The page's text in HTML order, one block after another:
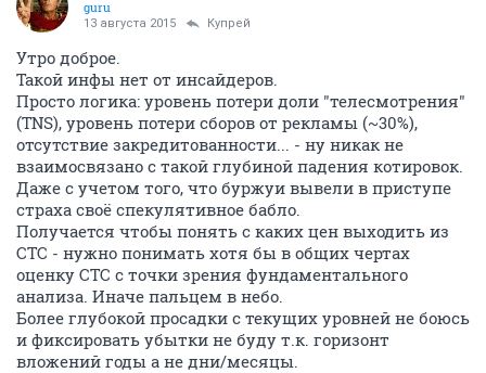
guru
13 августа 2015 Купрей
Утро доброе.
Такой инфы нет от инсайдеров.
Просто логика: уровень потери доли "телесмотрения"
(TNS), уровень потери сборов от рекламы (~30%),
отсутствие закредитованности... - ну никак не
взаимосвязано с такой глубиной падения котировок.
Даже с учетом того, что буржуи вывели в приступе
страха своё спекулятивное бабло.
Получается чтобы понять с каких цен выходить из
СТС - нужно понимать хотя бы в общих чертах
оценку СТС с точки зрения фундаментального
анализа. Иначе пальцем в небо.
Более глубокой просадки с текущих уровней не боюсь
и фиксировать убытки не буду т.к. горизонт
вложений годы а не дни/месяцы.